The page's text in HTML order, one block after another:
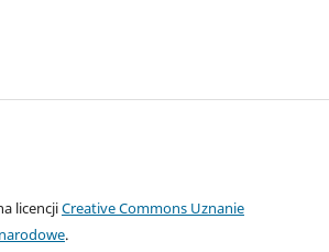
licencjiCreative Commons Uznanie
.